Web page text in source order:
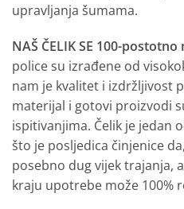
upravljanja šumama.
NAŠ ČELIK SE 100-
police su izrađene od
nam je kvalitet i izdržljivost
materijal i gotovi proizvodi
ispitivanjima. Čelik je jedan
što je posljedica činjenice
posebno dug vijek trajanja,
kraju upotrebe može 100%